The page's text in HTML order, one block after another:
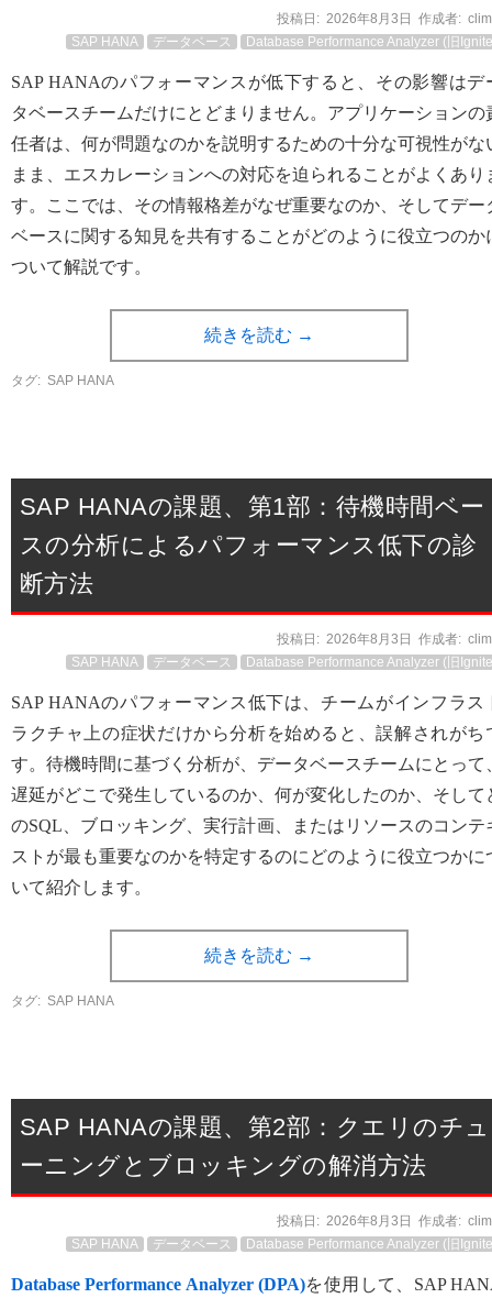
投稿日: 2026年8月3日 作成者:
SAP HANA
データベース Database Performance Analyzer (旧
SAP HANAのパフォーマンスが低下すると、その影響はデ
タベースチームだけにとどまりません。アプリケーションの
任者は、何が問題なのかを説明するための十分な可視性がな
まま、エスカレーションへの対応を迫られることがよくあり
す。ここでは、その情報格差がなぜ重要なのか、そしてデー
ベースに関する知見を共有することがどのように役立つのか
ついて解説です。
続きを読む →
タグ: SAP HANA
SAP HANAの課題、第1部：待機時間ベー
スの分析によるパフォーマンス低下の診
断方法
投稿日: 2026年8月3日 作成者:
SAP HANA
データベース Database Performance Analyzer (旧
SAP HANAのパフォーマンス低下は、チームがインフラス
ラクチャ上の症状だけから分析を始めると、誤解されがち
す。待機時間に基づく分析が、データベースチームにとって
遅延がどこで発生しているのか、何が変化したのか、そして
のSQL、ブロッキング、実行計画、またはリソースのコンテ
ストが最も重要なのかを特定するのにどのように役立つかに
いて紹介します。
続きを読む →
タグ: SAP HANA
SAP HANAの課題、第2部：クエリのチュ
ーニングとブロッキングの解消方法
投稿日: 2026年8月3日 作成者:
SAP HANA
データベース Database Performance Analyzer (旧
Database Performance Analyzer (DPA)を使用して、SAP